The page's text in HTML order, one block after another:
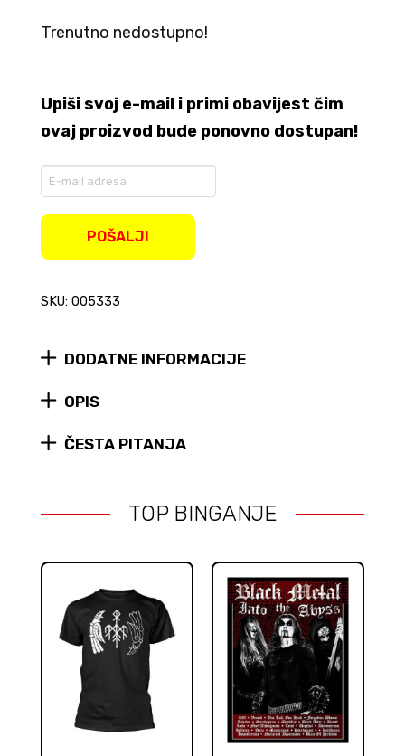
Trenutno nedostupno!
Upiši svoj e-mail i primi obavijest čim
ovaj proizvod bude ponovno dostupan!
waitlist
product
POŠALJI
SKU: 005333
DODATNE INFORMACIJE
OPIS
ČESTA PITANJA
TOP BINGANJE